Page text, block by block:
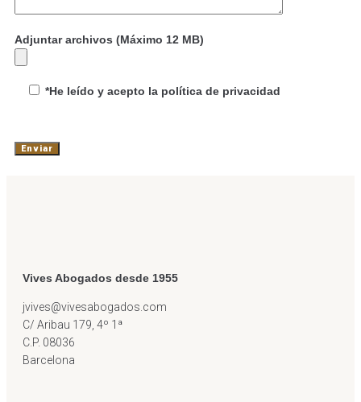
Adjuntar archivos (Máximo 12 MB)
*He leído y acepto la política de privacidad
Vives Abogados desde 1955
jvives@vivesabogados.com
C/ Aribau 179, 4º 1ª
C.P. 08036
Barcelona